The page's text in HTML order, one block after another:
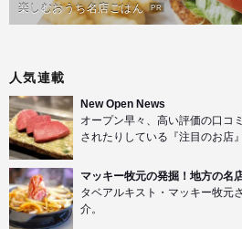
楽しむおうち名店ごはん PR
人気連載
New Open News
オープン早々、高い評価の口コ
されたりしている『注目のお店
マッキー牧元の発掘！地方の名
タベアルキスト・マッキー牧元
介。